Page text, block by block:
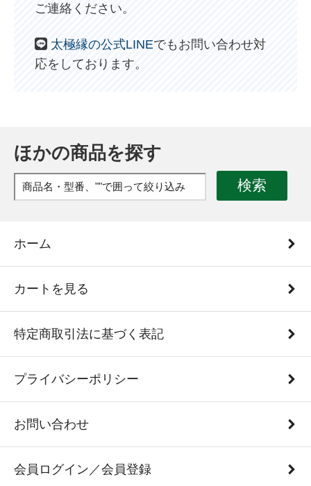
ご連絡ください。
太極縁の公式LINEでもお問い合わせ対
応をしております。
ほかの商品を探す
検索
ホーム
カートを見る
特定商取引法に基づく表記
プライバシーポリシー
お問い合わせ
会員ログイン／会員登録